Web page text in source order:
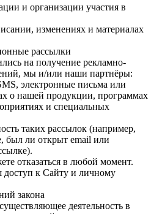
и организации участия в
изменениях и материалах
рассылки
на получение рекламно-
мы и/или наши партнёры:
электронные письма или
о нашей продукции, программах
и специальных
таких рассылок (например,
был ли открыт email или
отказаться в любой момент.
доступ к Сайту и личному
закона
деятельность в